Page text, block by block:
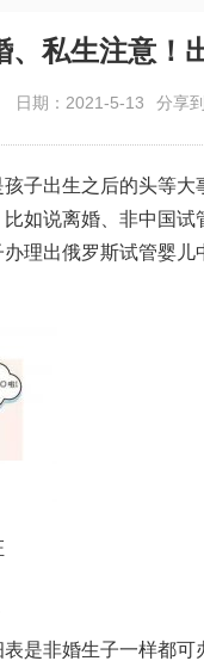
、私生注意！
日期：2021-5-13 分享
子出生之后的头等
如说离婚、非中国试
理出俄罗斯试管婴儿
表是非婚生子一样都可